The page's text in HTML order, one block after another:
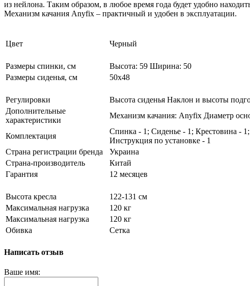
из нейлона. Таким образом, в любое время года будет удобно
Механизм качания Anyfix – практичный и удобен в эксплуатации.
Цвет
Черный
Размеры спинки, см
Высота: 59 Ширина: 50
Размеры сиденья, см
50х48
Регулировки
Высота сиденья Наклон и высоты
Дополнительные
характеристики
Механизм качания: Anyfix Диаметр
Комплектация
Спинка - 1; Сиденье - 1; Крестовина -
Инструкция по установке - 1
Страна регистрации бренда
Украина
Страна-производитель
Китай
Гарантия
12 месяцев
Высота кресла
122-131 см
Максимальная нагрузка
120 кг
Максимальная нагрузка
120 кг
Обивка
Сетка
Написать отзыв
Ваше имя: